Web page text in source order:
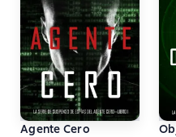
Agente Cero